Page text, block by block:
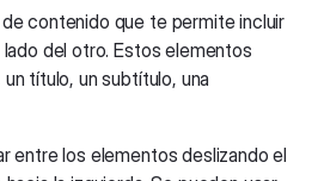
contenido que te permite incluir
del otro. Estos elementos
título, un subtítulo, una
entre los elementos deslizando el